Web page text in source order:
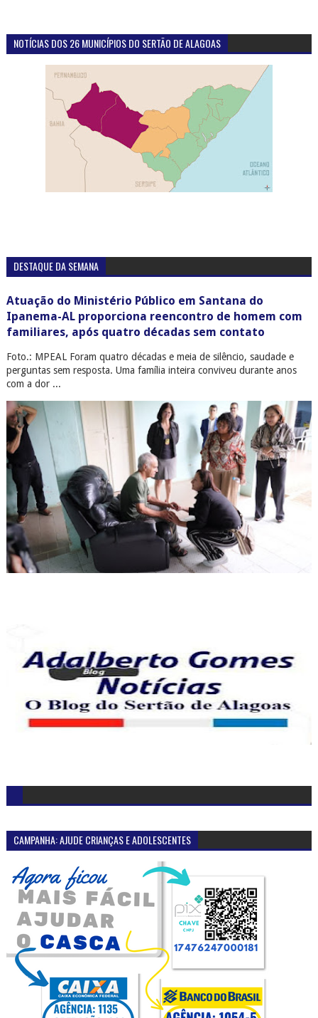
NOTÍCIAS DOS 26 MUNICÍPIOS DO SERTÃO DE ALAGOAS
DESTAQUE DA SEMANA
Atuação do Ministério Público em Santana do
Ipanema-AL proporciona reencontro de homem com
familiares, após quatro décadas sem contato
Foto.: MPEAL Foram quatro décadas e meia de silêncio, saudade e
perguntas sem resposta. Uma família inteira conviveu durante anos
com a dor ...
CAMPANHA: AJUDE CRIANÇAS E ADOLESCENTES